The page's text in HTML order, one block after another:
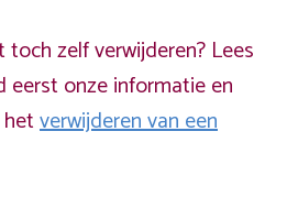
zelf verwijderen? Lees
eerst onze informatie en
verwijderen van een